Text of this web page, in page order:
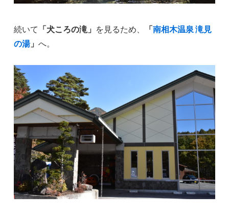
続いて 「犬ころの滝」 を見るため、 「南相木温泉 滝見
の湯」へ。